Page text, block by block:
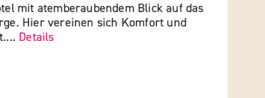
mit atemberaubendem Blick auf das
Hier vereinen sich Komfort und
Details